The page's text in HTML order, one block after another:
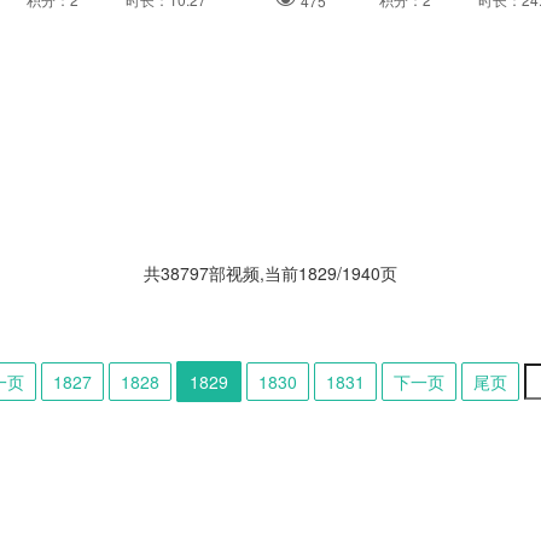
共38797部视频,当前1829/1940页
页 1827 1828 1829 1830 1831 下一页 尾页